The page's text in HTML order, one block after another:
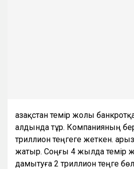
Қазақстан темір жолы
алдында тұр. Компанияның
триллион теңгеге жеткен.
жатыр. Соңғы 4 жылда темір
дамытуға 2 триллион теңге